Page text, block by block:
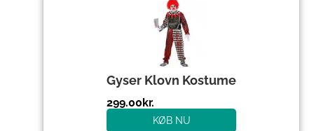
Gyser Klovn Kostume
299.00kr.
KØB NU